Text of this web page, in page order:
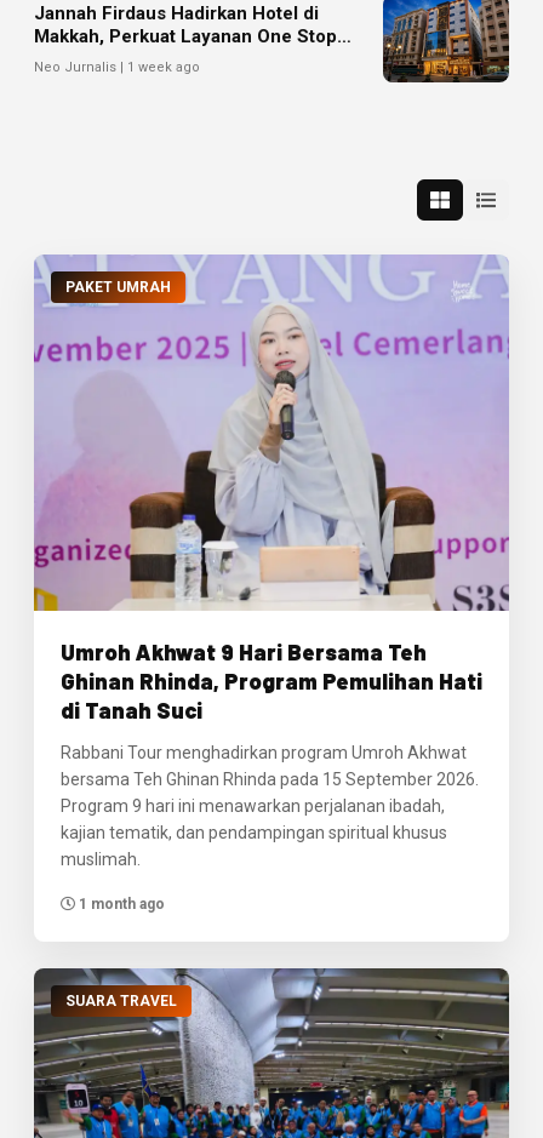
Jannah Firdaus Hadirkan Hotel di
Makkah, Perkuat Layanan One Stop
Service bagi Jemaah
Neo Jurnalis | 1 week ago
PAKET UMRAH
Umroh Akhwat 9 Hari Bersama Teh
Ghinan Rhinda, Program Pemulihan Hati
di Tanah Suci
Rabbani Tour menghadirkan program Umroh Akhwat
bersama Teh Ghinan Rhinda pada 15 September 2026.
Program 9 hari ini menawarkan perjalanan ibadah,
kajian tematik, dan pendampingan spiritual khusus
muslimah.
1 month ago
SUARA TRAVEL